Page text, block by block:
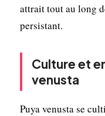
attrait tout au long
persistant.
Culture et
venusta
Puya venusta se